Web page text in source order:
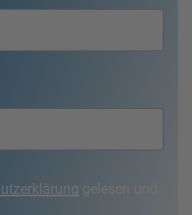
gelesen und